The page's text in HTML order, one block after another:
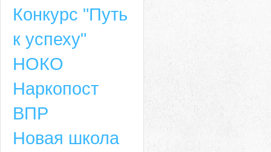
Конкурс "Путь
к успеху"
НОКО
Наркопост
ВПР
Новая школа